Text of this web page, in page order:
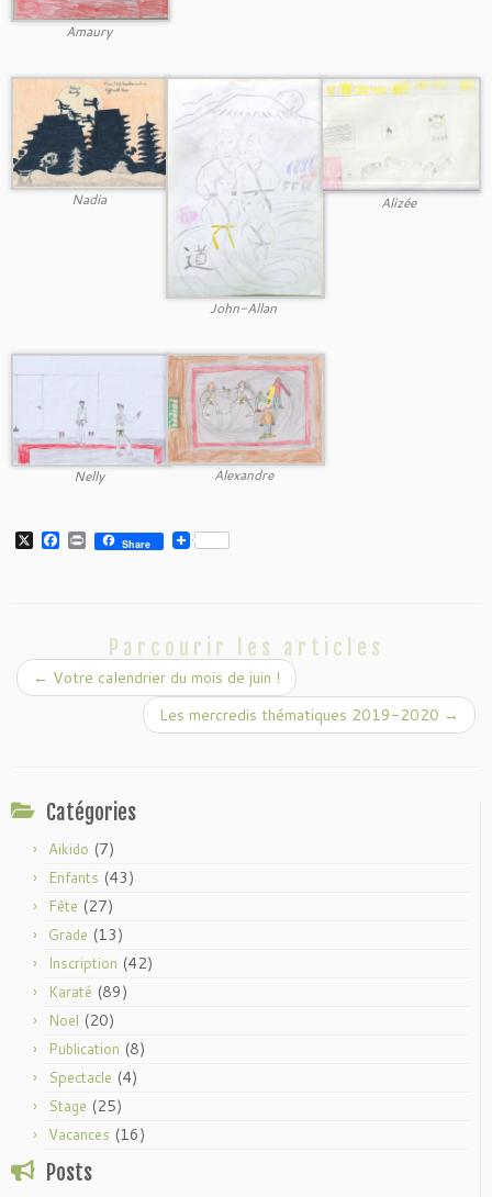
Amaury
Nadia
John-Allan
Alizée
Nelly Alexandre
X F
k
P Share
Parcourir les articles
← Votre calendrier du mois de juin !
Les mercredis thématiques 2019-2020 →
Catégories
Aikido (7)
Enfants (43)
Fête (27)
Grade (13)
Inscription (42)
Karaté (89)
Noel (20)
Publication (8)
Spectacle (4)
Stage (25)
Vacances (16)
Posts